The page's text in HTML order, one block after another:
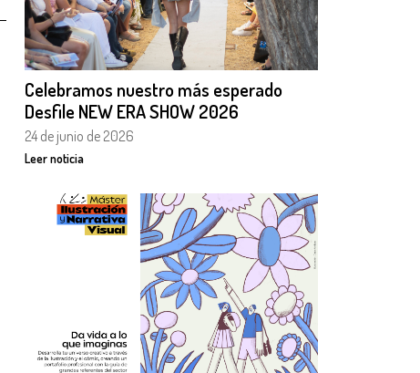
Celebramos nuestro más esperado
Desfile NEW ERA SHOW 2026
24 de junio de 2026
Leer noticia